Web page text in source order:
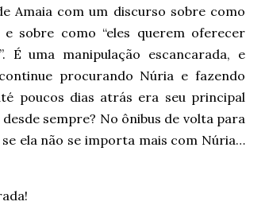
Amaia com um discurso sobre como
sobre como “eles querem oferecer
É uma manipulação escancarada, e
procurando Núria e fazendo
poucos dias atrás era seu principal
sempre? No ônibus de volta para
ela não se importa mais com Núria…